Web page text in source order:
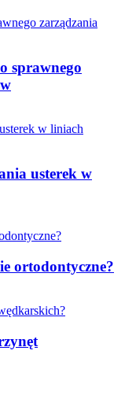
sprawnego
usterek w
ortodontyczne?